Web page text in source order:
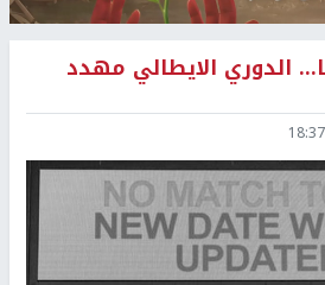
الدوري الايطالي مهدد